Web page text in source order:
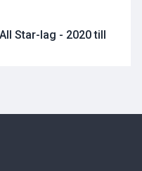
Star-lag - 2020 till